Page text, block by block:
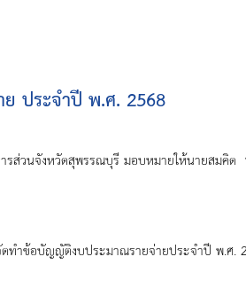
ประจำปี พ.ศ. 2568
บุรี มอบหมายให้นายสมคิด ปทุมสูติ ร
ทำข้อบัญญัติงบประมาณรายจ่ายประจำปี พ.ศ.